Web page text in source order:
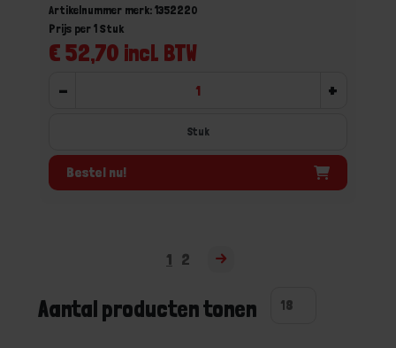
Artikelnummer merk: 1352220
€ 52,70 incl. BTW
Prijs per 1 Stuk
- +
Stuk
Bestel nu!
1 2
Aantal producten tonen